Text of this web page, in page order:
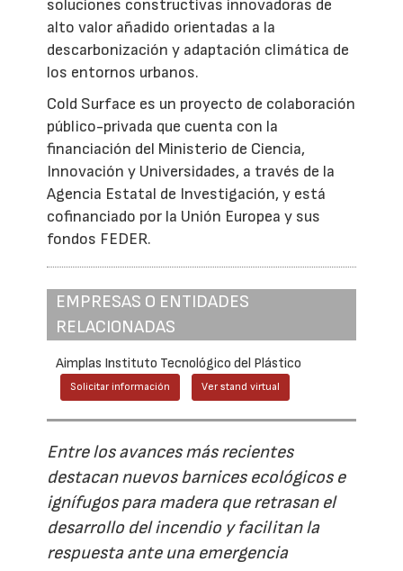
soluciones constructivas innovadoras de
alto valor añadido orientadas a la
descarbonización y adaptación climática de
los entornos urbanos.
Cold Surface es un proyecto de colaboración
público-privada que cuenta con la
financiación del Ministerio de Ciencia,
Innovación y Universidades, a través de la
Agencia Estatal de Investigación, y está
cofinanciado por la Unión Europea y sus
fondos FEDER.
EMPRESAS O ENTIDADES
RELACIONADAS
Aimplas Instituto Tecnológico del Plástico
Solicitar información Ver stand virtual
Entre los avances más recientes
destacan nuevos barnices ecológicos e
ignífugos para madera que retrasan el
desarrollo del incendio y facilitan la
respuesta ante una emergencia